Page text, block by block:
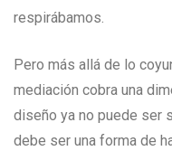
respirábamos.
Pero más allá de lo
mediación cobra una
diseño ya no puede ser
debe ser una forma de